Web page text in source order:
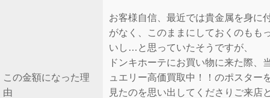
この金額になった理
由
お客様自信、最近では貴金属を身に
がなく、このままにしておくのもも
いし…と思っていたそうですが、
ドンキホーテにお買い物に来た際、
ュエリー高価買取中！！のポスター
見たのを思い出してくださりご来店